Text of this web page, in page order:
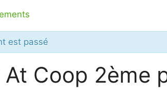
est passé
Coop 2ème